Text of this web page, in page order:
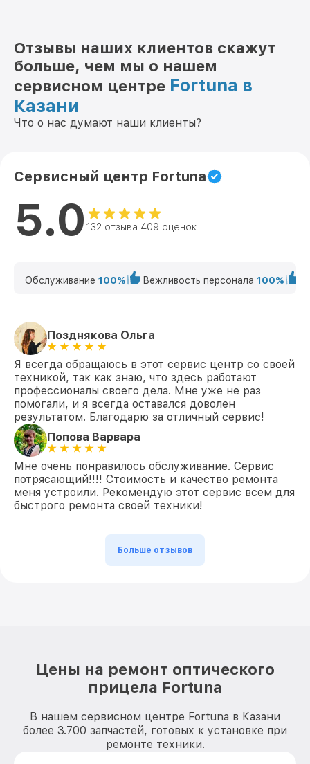
Отзывы наших клиентов скажут
больше, чем мы о нашем
сервисном центре Fortuna в
Казани
Что о нас думают наши клиенты?
Сервисный центр Fortuna
5.0 132 отзыва 409 оценок
Обслуживание 100% Вежливость персонала 100%
Позднякова Ольга
Я всегда обращаюсь в этот сервис центр со своей
техникой, так как знаю, что здесь работают
профессионалы своего дела. Мне уже не раз
помогали, и я всегда оставался доволен
результатом. Благодарю за отличный сервис!
Попова Варвара
Мне очень понравилось обслуживание. Сервис
потрясающий!!!! Стоимость и качество ремонта
меня устроили. Рекомендую этот сервис всем для
быстрого ремонта своей техники!
Больше отзывов
Цены на ремонт оптического
прицела Fortuna
В нашем сервисном центре Fortuna в Казани
более 3.700 запчастей, готовых к установке при
ремонте техники.